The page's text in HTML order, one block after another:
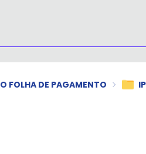
FOLHA DE PAGAMENTO